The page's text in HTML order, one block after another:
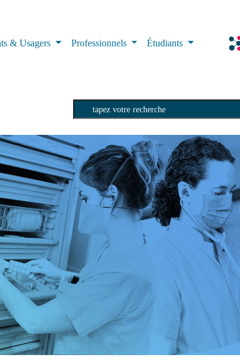
& Usagers Professionnels Étudiants